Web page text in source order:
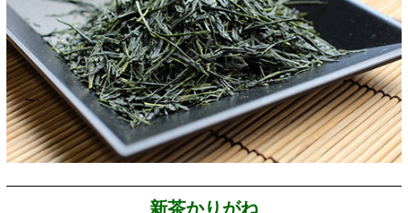
新茶かりがね